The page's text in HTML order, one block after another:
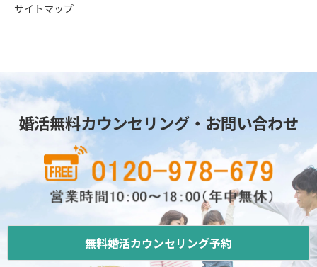
サイトマップ
婚活無料カウンセリング・お問い合わせ
無料婚活カウンセリング予約